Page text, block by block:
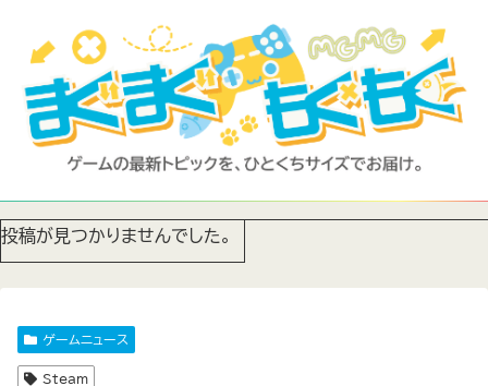
投稿が見つかりませんでした。
ゲームニュース
Steam